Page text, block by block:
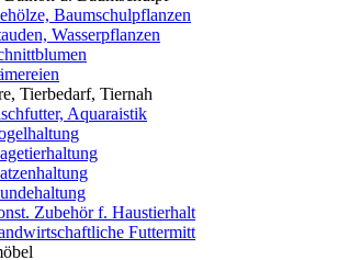
Baumschulpflanzen
Wasserpflanzen
Tierbedarf, Tiernah
Aquaraistik
Zubehör f. Haustierhalt
Futtermitt